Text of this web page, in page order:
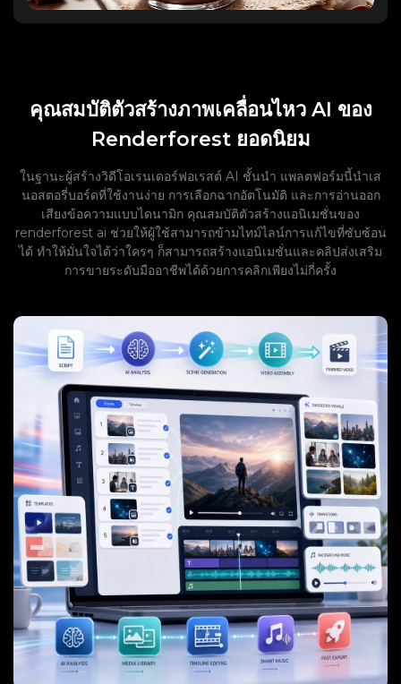
คุณสมบัติตัวสร้างภาพเคลื่อนไหว AI ของ
Renderforest ยอดนิยม
ในฐานะผู้สร้างวิดีโอเรนเดอร์ฟอเรสต์ AI ชั้นนำ แพลตฟอร์มนี้นำเส
นอสตอรี่บอร์ดที่ใช้งานง่าย การเลือกฉากอัตโนมัติ และการอ่านออก
เสียงข้อความแบบไดนามิก คุณสมบัติตัวสร้างแอนิเมชั่นของ
renderforest ai ช่วยให้ผู้ใช้สามารถข้ามไทม์ไลน์การแก้ไขที่ซับซ้อน
ได้ ทำให้มั่นใจได้ว่าใครๆ ก็สามารถสร้างแอนิเมชั่นและคลิปส่งเสริม
การขายระดับมืออาชีพได้ด้วยการคลิกเพียงไม่กี่ครั้ง